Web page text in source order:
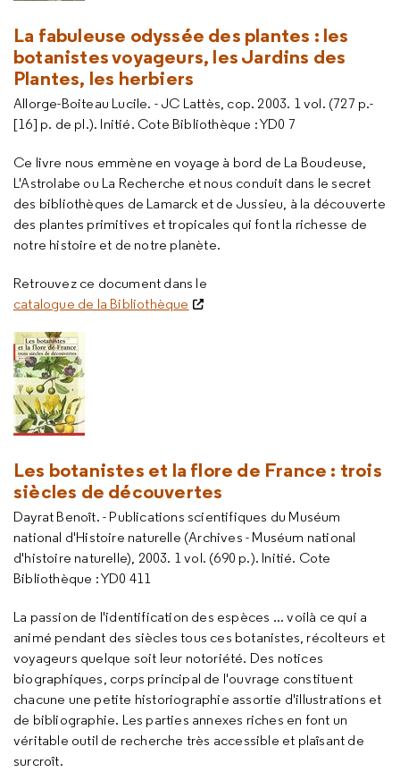
La fabuleuse odyssée des plantes : les
botanistes voyageurs, les Jardins des
Plantes, les herbiers
Allorge-Boiteau Lucile. - JC Lattès, cop. 2003. 1 vol. (727 p.-
[16] p. de pl.). Initié. Cote Bibliothèque : YD0 7
Ce livre nous emmène en voyage à bord de La Boudeuse,
L'Astrolabe ou La Recherche et nous conduit dans le secret
des bibliothèques de Lamarck et de Jussieu, à la découverte
des plantes primitives et tropicales qui font la richesse de
notre histoire et de notre planète.
Retrouvez ce document dans le
catalogue de la Bibliothèque
Les botanistes et la flore de France : trois
siècles de découvertes
Dayrat Benoît. - Publications scientifiques du Muséum
national d'Histoire naturelle (Archives - Muséum national
d'histoire naturelle), 2003. 1 vol. (690 p.). Initié. Cote
Bibliothèque : YD0 411
La passion de l'identification des espèces ... voilà ce qui a
animé pendant des siècles tous ces botanistes, récolteurs et
voyageurs quelque soit leur notoriété. Des notices
biographiques, corps principal de l'ouvrage constituent
chacune une petite historiographie assortie d'illustrations et
de bibliographie. Les parties annexes riches en font un
véritable outil de recherche très accessible et plaîsant de
surcroît.